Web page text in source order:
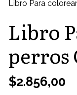
Libro Para
Libro
perros
$2.856,00